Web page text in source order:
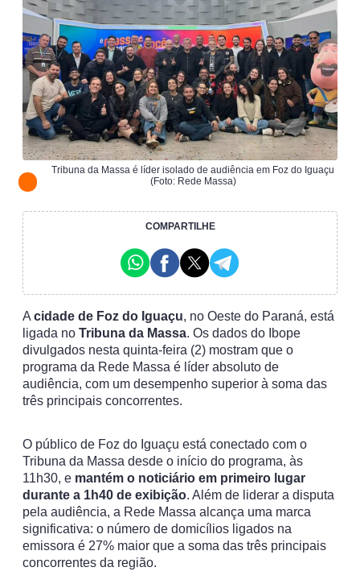
Tribuna da Massa é líder isolado de audiência em Foz do Iguaçu
(Foto: Rede Massa)
COMPARTILHE
A cidade de Foz do Iguaçu, no Oeste do Paraná, está
ligada no Tribuna da Massa. Os dados do Ibope
divulgados nesta quinta-feira (2) mostram que o
programa da Rede Massa é líder absoluto de
audiência, com um desempenho superior à soma das
três principais concorrentes.
O público de Foz do Iguaçu está conectado com o
Tribuna da Massa desde o início do programa, às
11h30, e mantém o noticiário em primeiro lugar
durante a 1h40 de exibição. Além de liderar a disputa
pela audiência, a Rede Massa alcança uma marca
significativa: o número de domicílios ligados na
emissora é 27% maior que a soma das três principais
concorrentes da região.